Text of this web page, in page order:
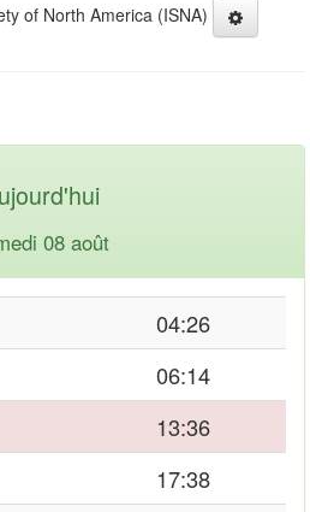
of North America (ISNA)
08 août
04:26
06:14
13:36
17:38